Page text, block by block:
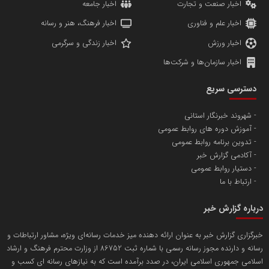
پایگاه اطلاع رسانی اعتلای نهادهای مردمی
تامین آهن اسفنجی تولیدکنندگان فولاد در کشور
تریبون
مسعودصادقی
اخبار صنعت و تجارت
اخبار جامعه
اخبار علم و فناوری
اخبار فرهنگ، هنر و رسانه
اخبار ورزش
اخبار زندگی و سرگرمی
اخبار سازمان‌ها و شرکت‌ها
دسترسی سریع
شهروند خبرنگار استانی
آموزش دوره های روابط عمومی
تدوین برنامه روابط عمومی
آکادمی گزارش خبر
دستیار روابط عمومی
ارتباط با ما
درباره گزارش خبر
خبرگزاری گزارش خبر به عنوان ارائه دهنده میز خدمات رسانه‌ای ویژه، مشاور ارتباطات و
رسانه و دارنده مجوز رسانه رسمی با شماره ثبت 86752 از وزارت محترم فرهنگ و ارشاد
اسلامی جمهوری اسلامی ایران، در صدد برآمده است که به نیازهای رسانه ای کسب و